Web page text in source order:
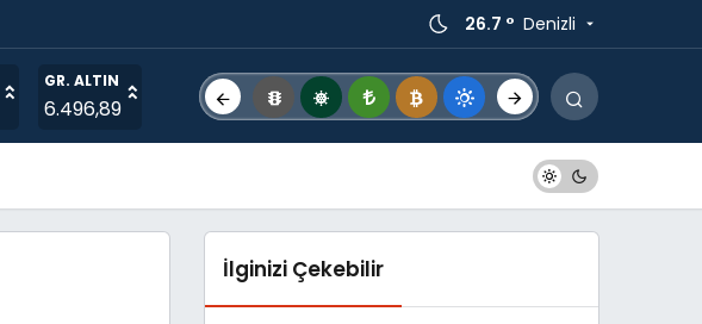
26.7 ° Denizli
GR. ALTIN
6.496,89
İlginizi Çekebilir